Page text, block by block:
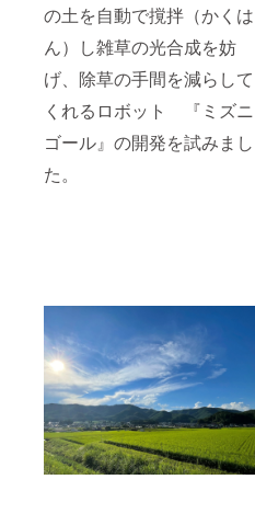
の土を自動で撹拌（かくは
ん）し雑草の光合成を妨
げ、除草の手間を減らして
くれるロボット 『ミズニ
ゴール』の開発を試みまし
た。